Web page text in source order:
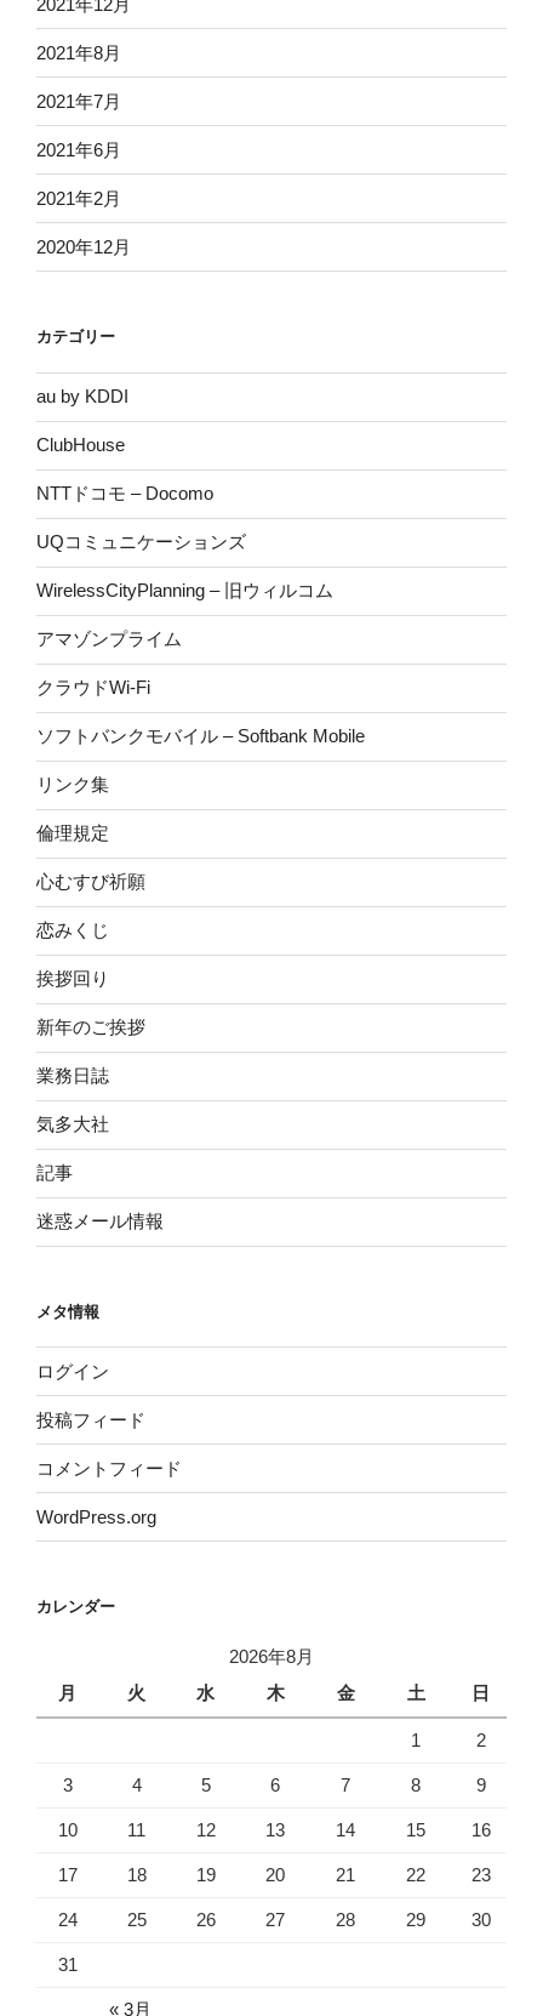
2021年8月
2021年7月
2021年6月
2021年2月
2020年12月
カテゴリー
au by KDDI
ClubHouse
NTTドコモ – Docomo
UQコミュニケーションズ
WirelessCityPlanning – 旧ウィルコム
アマゾンプライム
クラウドWi-Fi
ソフトバンクモバイル – Softbank Mobile
リンク集
倫理規定
心むすび祈願
恋みくじ
挨拶回り
新年のご挨拶
業務日誌
気多大社
記事
迷惑メール情報
メタ情報
ログイン
投稿フィード
コメントフィード
WordPress.org
カレンダー
2026年8月
月
火 水 木 金 土 日
1 2
3 4 5 6 7 8 9
10 11 12 13 14 15 16
17 18 19 20 21 22 23
24 25 26 27 28 29 30
31
« 3月